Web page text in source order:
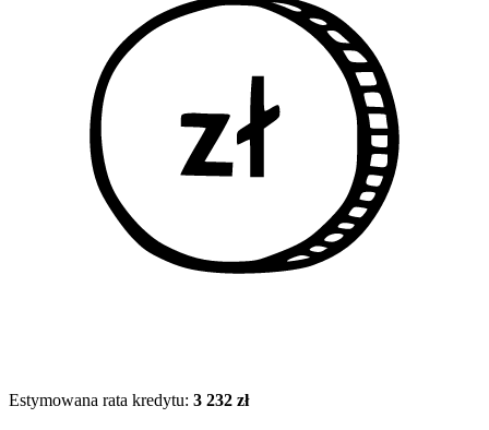
Estymowana rata kredytu: 3 232 zł